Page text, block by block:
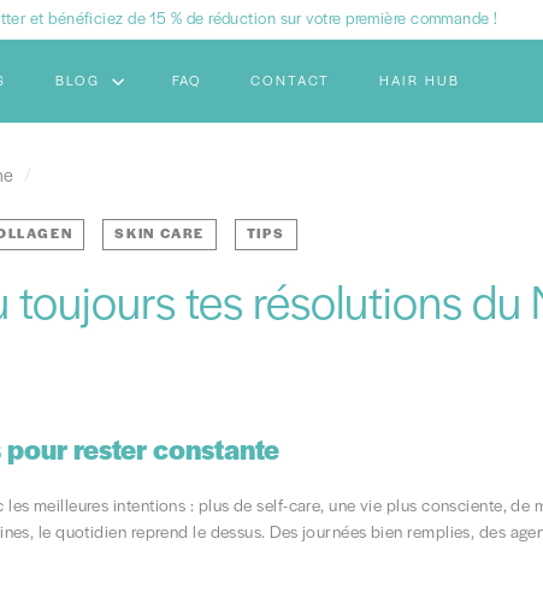
Pause
et bénéficiez de 15 % de réduction sur votre première commande !
BLOG FAQ CONTACT HAIR HUB
/
SKIN CARE TIPS
toujours tes résolutions du
rester constante
meilleures intentions : plus de self-care, une vie plus consciente, de
le quotidien reprend le dessus. Des journées bien remplies, des